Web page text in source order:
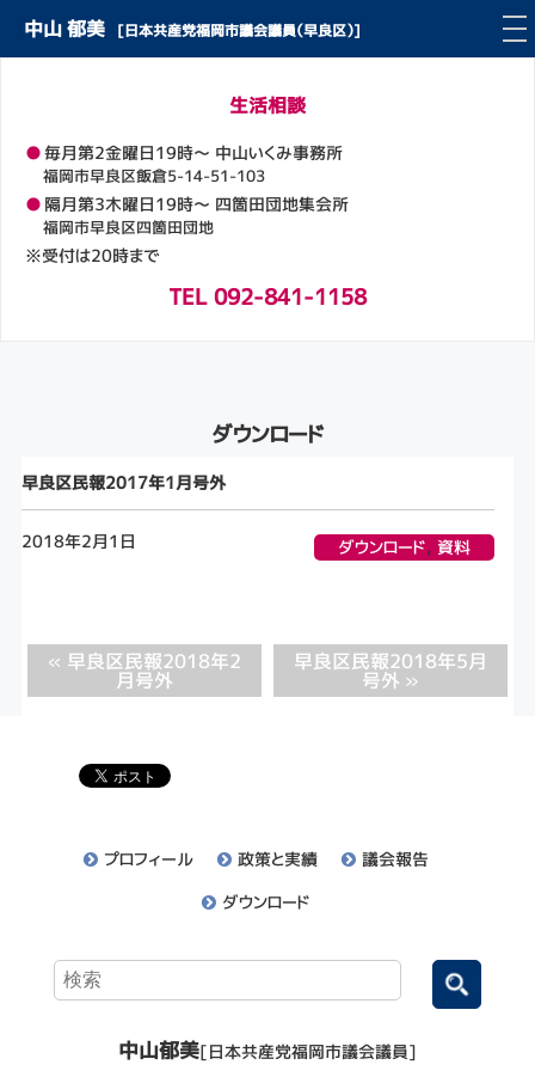
中山 郁美 [日本共産党福岡市議会議員（早良区）]
生活相談
●毎月第2金曜日19時～ 中山いくみ事務所
福岡市早良区飯倉5-14-51-103
● 隔月第3木曜日19時～ 四箇田団地集会所
福岡市早良区四箇田団地
※受付は20時まで
TEL 092-841-1158
ダウンロード
早良区民報2017年1月号外
2018年2月1日 ダウンロード, 資料
« 早良区民報2018年2
月号外
早良区民報2018年5月
号外 »
プロフィール 政策と実績
議会報告
ダウンロード
中山郁美[日本共産党福岡市議会議員]